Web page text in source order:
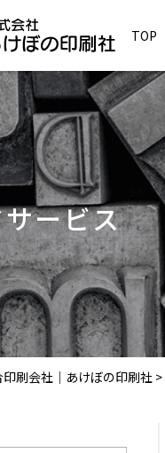
TOP
ービス
刷会社｜あけぼの印刷社 >